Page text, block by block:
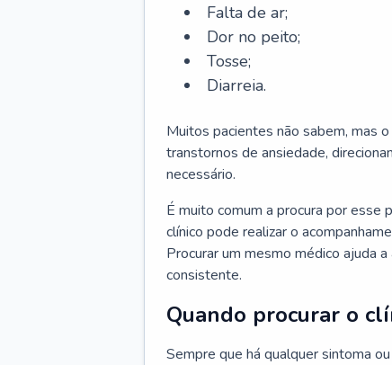
Falta de ar;
Dor no peito;
Tosse;
Diarreia.
Muitos pacientes não sabem, mas
transtornos de ansiedade,
necessário.
É muito comum a procura por esse
clínico pode realizar o
Procurar um mesmo médico ajuda
consistente.
Quando procurar o
Sempre que há qualquer sintoma